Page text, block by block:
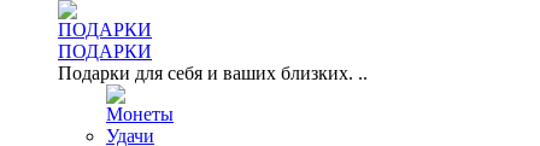
ПОДАРКИ
Подарки для себя и ваших близких. ..